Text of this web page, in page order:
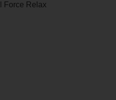
Force Relax